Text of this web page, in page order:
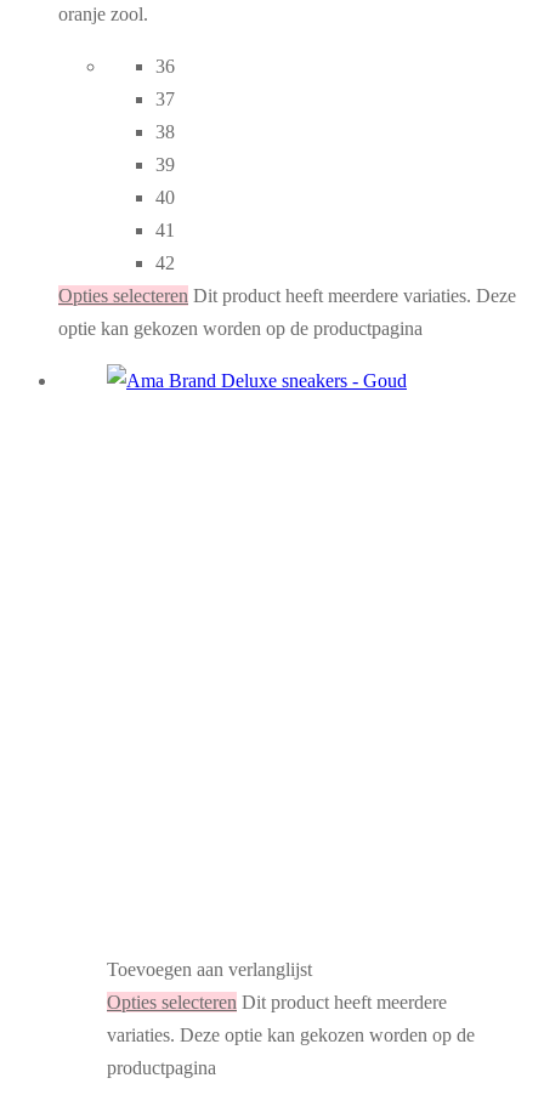
oranje zool.
36
37
38
39
40
41
42
Opties selecteren Dit product heeft meerdere variaties. Deze
optie kan gekozen worden op de productpagina
Toevoegen aan verlanglijst
Opties selecteren Dit product heeft meerdere
variaties. Deze optie kan gekozen worden op de
productpagina